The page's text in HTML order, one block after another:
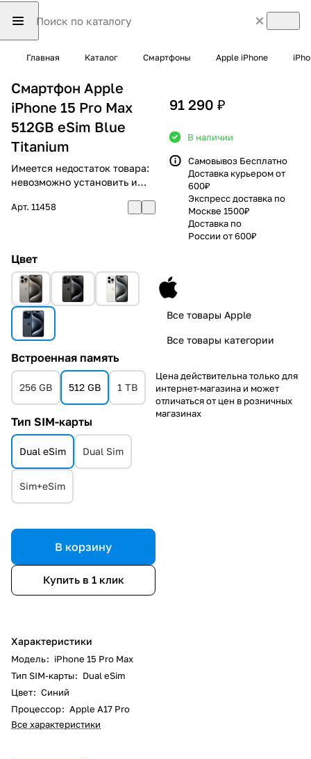
Главная Каталог Смартфоны Apple iPhone
Смартфон Apple
iPhone 15 Pro Max
512GB eSim Blue
Titanium
Имеется недостаток товара:
невозможно установить и
Арт. 11458
Цвет
Встроенная память
256 GB 512 GB 1 TB
Тип SIM-карты
Dual eSim Dual Sim
Sim+eSim
В корзину
Купить в 1 клик
Характеристики
Модель: iPhone 15 Pro Max
Тип SIM-карты: Dual eSim
Цвет: Синий
Процессор: Apple A17 Pro
Все характеристики
91 290 ₽
В наличии
Самовывоз Бесплатно
Доставка курьером от
600₽
Экспресс доставка по
Москве 1500₽
Доставка по
России от 600₽
Все товары Apple
Все товары категории
Цена действительна только для
интернет-магазина и может
отличаться от цен в розничных
магазинах